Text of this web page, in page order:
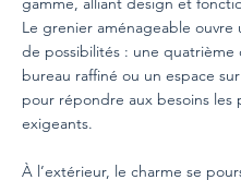
Le grenier aménageable ouvre
de possibilités : une quatrième
bureau raffiné ou un espace
pour répondre aux besoins les
exigeants.
À l’extérieur, le charme se